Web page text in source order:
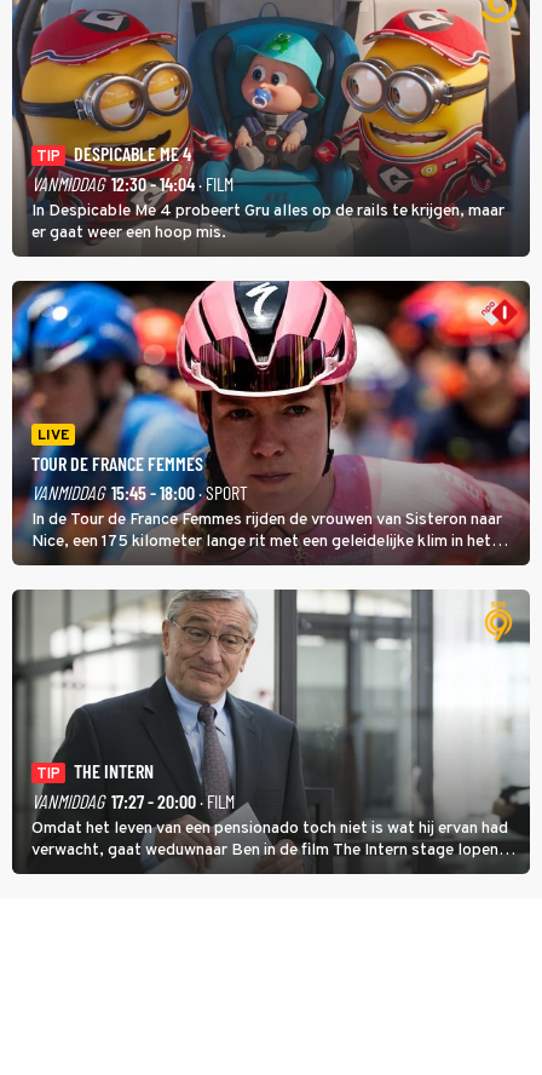
TIP
DESPICABLE ME 4
VANMIDDAG 12:30 - 14:04· FILM
In Despicable Me 4 probeert Gru alles op de rails te krijgen, maar
er gaat weer een hoop mis.
LIVE
TOUR DE FRANCE FEMMES
VANMIDDAG 15:45 - 18:00· SPORT
In de Tour de France Femmes rijden de vrouwen van Sisteron naar
Nice, een 175 kilometer lange rit met een geleidelijke klim in het
midden. Dat is mogelijk niet de zwaarste hindernis, dat is de
temperatuur. Het kan in Nice namelijk bloedheet worden.
TIP
THE INTERN
VANMIDDAG 17:27 - 20:00· FILM
Omdat het leven van een pensionado toch niet is wat hij ervan had
verwacht, gaat weduwnaar Ben in de film The Intern stage lopen
bij de hippe webwinkel van Jules, wat een gouden zet blijkt te zijn.